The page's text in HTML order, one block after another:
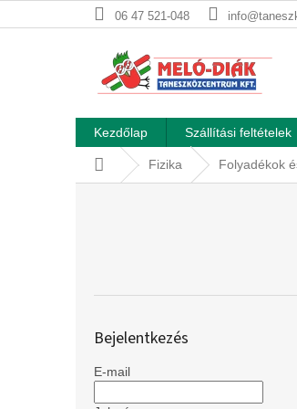
a
06 47 521-048
Kezdőlap Szállítási feltételek
KezdőlapFizika Folyadékok
Bejelentkezés
E-mail